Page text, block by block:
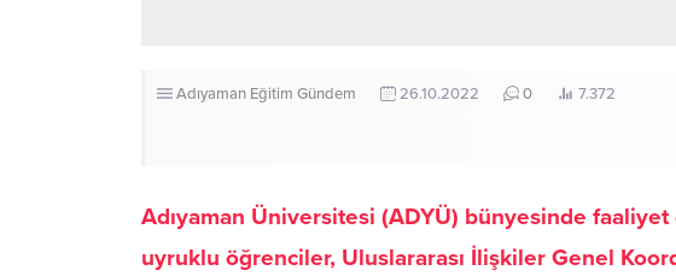
Adıyaman Eğitim Gündem 26.10.2022 0 7.372
Adıyaman Üniversitesi (ADYÜ) bünyesinde
uyruklu öğrenciler, Uluslararası İlişkiler Genel